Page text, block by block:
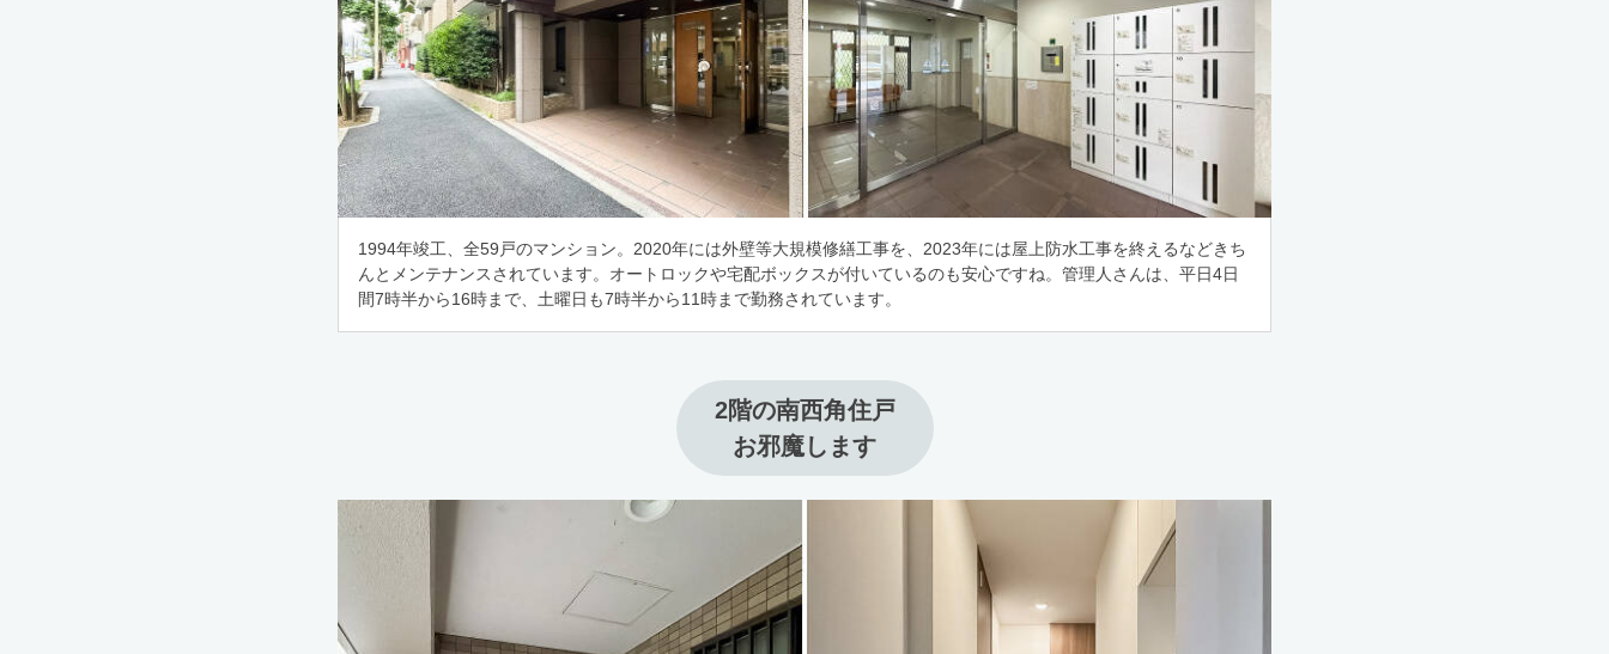
1994年竣工、全59戸のマンション。2020年には外壁等大規模修繕工事を、2023年には屋上防水工事を終えるなどきち
んとメンテナンスされています。オートロックや宅配ボックスが付いているのも安心ですね。管理人さんは、平日4日
間7時半から16時まで、土曜日も7時半から11時まで勤務されています。
2階の南西角住戸
お邪魔します